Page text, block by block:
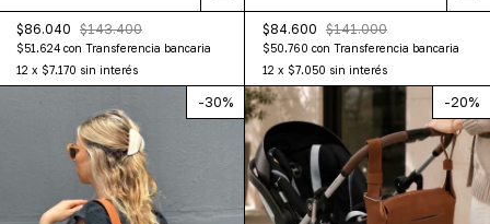
$86.040 $143.400
$51.624 con Transferencia bancaria
12 x $7.170 sin interés
$84.600 $141.000
$50.760 con Transferencia bancaria
12 x $7.050 sin interés
-30% -20%